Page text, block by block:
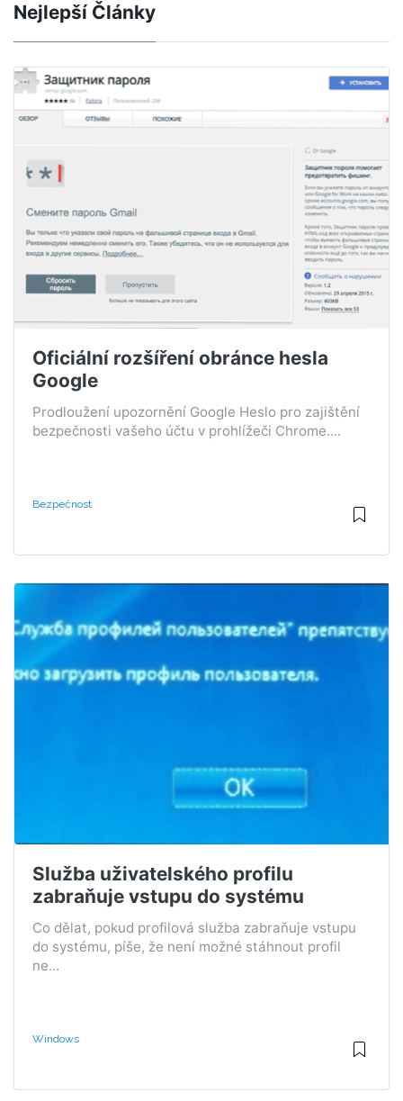
Nejlepší Články
Oficiální rozšíření obránce hesla
Google
Prodloužení upozornění Google Heslo pro zajištění
bezpečnosti vašeho účtu v prohlížeči Chrome....
Bezpečnost
Služba uživatelského profilu
zabraňuje vstupu do systému
Co dělat, pokud profilová služba zabraňuje vstupu
do systému, píše, že není možné stáhnout profil
ne...
Windows